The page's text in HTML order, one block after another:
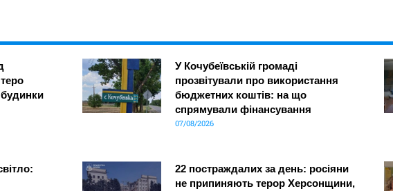
У Кочубеївській громаді
прозвітували про використання
бюджетних коштів: на що
спрямували фінансування
07/08/2026
22 постраждалих за день: росіяни
не припиняють терор Херсонщини,